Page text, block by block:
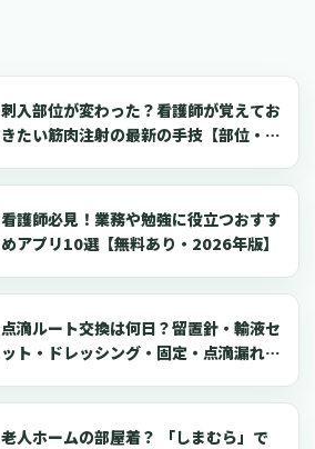
刺入部位が変わった？看護師が覚えてお
きたい筋肉注射の最新の手技【部位・
看護師必見！業務や勉強に役立つおすす
めアプリ10選【無料あり・2026年版】
点滴ルート交換は何日？留置針・輸液セ
ット・ドレッシング・固定・点滴漏れ対
老人ホームの部屋着？ 「しまむら」で